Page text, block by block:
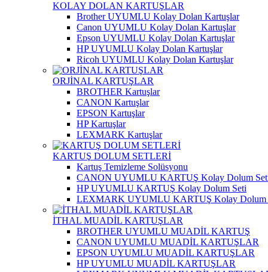
KOLAY DOLAN KARTUŞLAR
Brother UYUMLU Kolay Dolan Kartuşlar
Canon UYUMLU Kolay Dolan Kartuşlar
Epson UYUMLU Kolay Dolan Kartuşlar
HP UYUMLU Kolay Dolan Kartuşlar
Ricoh UYUMLU Kolay Dolan Kartuşlar
ORJİNAL KARTUŞLAR
BROTHER Kartuşlar
CANON Kartuşlar
EPSON Kartuşlar
HP Kartuşlar
LEXMARK Kartuşlar
KARTUŞ DOLUM SETLERİ
Kartuş Temizleme Solüsyonu
CANON UYUMLU KARTUŞ Kolay Dolum
HP UYUMLU KARTUŞ Kolay Dolum Seti
LEXMARK UYUMLU KARTUŞ Kolay Dolum
İTHAL MUADİL KARTUŞLAR
BROTHER UYUMLU MUADİL KARTUŞ
CANON UYUMLU MUADİL KARTUŞLAR
EPSON UYUMLU MUADİL KARTUŞLAR
HP UYUMLU MUADİL KARTUŞLAR